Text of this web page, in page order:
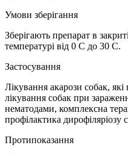
Умови зберігання
Зберігають препарат в
температурі від 0 С до 30 С.
Застосування
Лікування акарози собак,
лікування собак при
нематодами, комплексна
профілактика дирофіляріозу
Протипоказання